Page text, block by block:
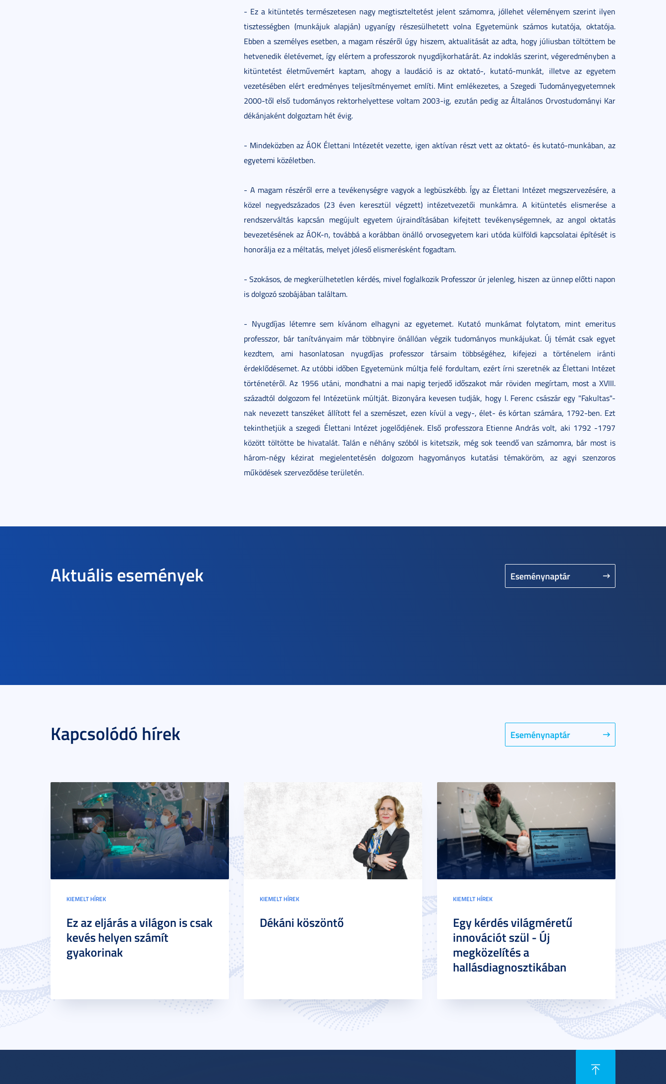
- Ez a kitüntetés természetesen nagy megtiszteltetést jelent számomra, jóllehet véleményem szerint ilyen
tisztességben (munkájuk alapján) ugyanígy részesülhetett volna Egyetemünk számos kutatója, oktatója.
Ebben a személyes esetben, a magam részéről úgy hiszem, aktualitását az adta, hogy júliusban töltöttem be
hetvenedik életévemet, így elértem a professzorok nyugdíjkorhatárát. Az indoklás szerint, végeredményben a
kitüntetést életművemért kaptam, ahogy a laudáció is az oktató-, kutató-munkát, illetve az egyetem
vezetésében elért eredményes teljesítményemet említi. Mint emlékezetes, a Szegedi Tudományegyetemnek
2000-től első tudományos rektorhelyettese voltam 2003-ig, ezután pedig az Általános Orvostudományi Kar
dékánjaként dolgoztam hét évig.
- Mindeközben az ÁOK Élettani Intézetét vezette, igen aktívan részt vett az oktató- és kutató-munkában, az
egyetemi közéletben.
- A magam részéről erre a tevékenységre vagyok a legbüszkébb. Így az Élettani Intézet megszervezésére, a
közel negyedszázados (23 éven keresztül végzett) intézetvezetői munkámra. A kitüntetés elismerése a
rendszerváltás kapcsán megújult egyetem újraindításában kifejtett tevékenységemnek, az angol oktatás
bevezetésének az ÁOK-n, továbbá a korábban önálló orvosegyetem kari utóda külföldi kapcsolatai építését is
honorálja ez a méltatás, melyet jóleső elismerésként fogadtam.
- Szokásos, de megkerülhetetlen kérdés, mivel foglalkozik Professzor úr jelenleg, hiszen az ünnep előtti napon
is dolgozó szobájában találtam.
- Nyugdíjas létemre sem kívánom elhagyni az egyetemet. Kutató munkámat folytatom, mint emeritus
professzor, bár tanítványaim már többnyire önállóan végzik tudományos munkájukat. Új témát csak egyet
kezdtem, ami hasonlatosan nyugdíjas professzor társaim többségéhez, kifejezi a történelem iránti
érdeklődésemet. Az utóbbi időben Egyetemünk múltja felé fordultam, ezért írni szeretnék az Élettani Intézet
történetéről. Az 1956 utáni, mondhatni a mai napig terjedő időszakot már röviden megírtam, most a XVIII.
századtól dolgozom fel Intézetünk múltját. Bizonyára kevesen tudják, hogy I. Ferenc császár egy "Fakultas"-
nak nevezett tanszéket állított fel a szemészet, ezen kívül a vegy-, élet- és kórtan számára, 1792-ben. Ezt
tekinthetjük a szegedi Élettani Intézet jogelődjének. Első professzora Etienne András volt, aki 1792 -1797
között töltötte be hivatalát. Talán e néhány szóból is kitetszik, még sok teendő van számomra, bár most is
három-négy kézirat megjelentetésén dolgozom hagyományos kutatási témaköröm, az agyi szenzoros
működések szerveződése területén.
Aktuális események Eseménynaptár
Kapcsolódó hírek Eseménynaptár
KIEMELT HÍREK
Ez az eljárás a világon is csak
kevés helyen számít
gyakorinak
KIEMELT HÍREK
Dékáni köszöntő
KIEMELT HÍREK
Egy kérdés világméretű
innovációt szül - Új
megközelítés a
hallásdiagnosztikában